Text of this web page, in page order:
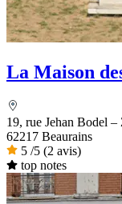
19, rue Jehan Bodel
62217 Beaurains
5 /5 (2 avis)
top notes